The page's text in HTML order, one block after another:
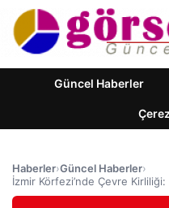
Güncel Haberler
Haberler›Güncel Haberler›
İzmir Körfezi’nde Çevre Kirliliği: